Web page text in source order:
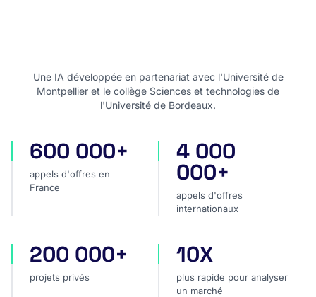
Une IA développée en partenariat avec l'Université de
Montpellier et le collège Sciences et technologies de
l'Université de Bordeaux.
appels d'offres en France
600 000+
appels d'offres en
France
appels d'offres
4 000
000+
appels d'offres
internationaux
projets privés
200 000+
projets privés
plus rapide pour analyser
10X
plus rapide pour analyser
un marché